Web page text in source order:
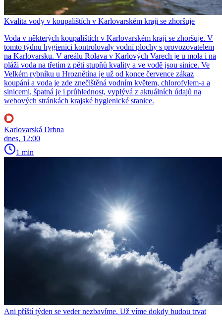
Kvalita vody v koupalištích v Karlovarském kraji se zhoršuje
Voda v některých koupalištích v Karlovarském kraji se zhoršuje. V
tomto týdnu hygienici kontrolovaly vodní plochy s provozovatelem
na Karlovarsku. V areálu Rolava v Karlových Varech je u mola i na
pláži voda na třetím z pěti stupňů kvality a ve vodě jsou sinice. Ve
Velkém rybníku u Hroznětína je už od konce července zákaz
koupání a voda je zde znečištěná vodním květem, chlorofylem-a a
sinicemi, špatná je i průhlednost, vyplývá z aktuálních údajů na
webových stránkách krajské hygienické stanice.
Karlovarská Drbna
dnes, 12:00
1 min
Ani příští týden se veder nezbavíme. Už víme dokdy budou trvat